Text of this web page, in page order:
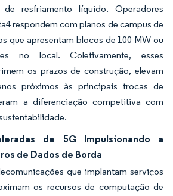
resfriamento líquido. Operadores
respondem com planos de campus de
que apresentam blocos de 100 MW ou
no local. Coletivamente, esses
os prazos de construção, elevam
próximos às principais trocas de
a diferenciação competitiva com
de 5G Impulsionando a
de Dados de Borda
que implantam serviços
os recursos de computação de